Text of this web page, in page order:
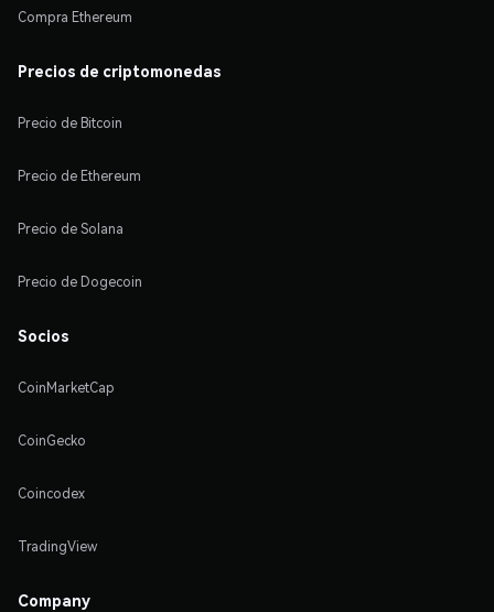
Compra Ethereum
Precios de criptomonedas
Precio de Bitcoin
Precio de Ethereum
Precio de Solana
Precio de Dogecoin
Socios
CoinMarketCap
CoinGecko
Coincodex
TradingView
Company